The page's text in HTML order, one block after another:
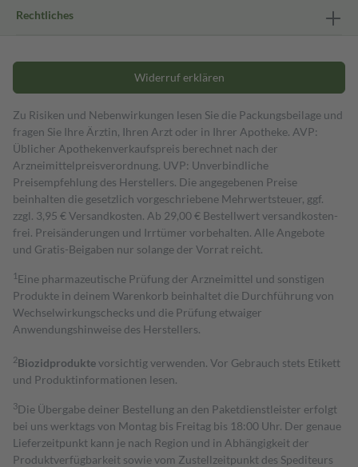
Rechtliches
Widerruf erklären
Zu Risiken und Nebenwirkungen lesen Sie die Packungsbeilage und
fragen Sie Ihre Ärztin, Ihren Arzt oder in Ihrer Apotheke. AVP:
Üblicher Apothekenverkaufspreis berechnet nach der
Arzneimittelpreisverordnung. UVP: Unverbindliche
Preisempfehlung des Herstellers. Die angegebenen Preise
beinhalten die gesetzlich vorgeschriebene Mehrwertsteuer, ggf.
zzgl. 3,95 € Versandkosten. Ab 29,00 € Bestell­wert versand­kosten­
frei. Preisänderungen und Irrtümer vorbehalten. Alle Angebote
und Gratis-Beigaben nur solange der Vorrat reicht.
1 Eine pharmazeutische Prüfung der Arzneimittel und sonstigen
Produkte in deinem Warenkorb beinhaltet die Durchführung von
Wechselwirkungschecks und die Prüfung etwaiger
Anwendungshinweise des Herstellers.
2Biozidproduktevorsichtig verwenden. Vor Gebrauch stets Etikett
und Produktinformationen lesen.
3Die Übergabe deiner Bestellung an den Paketdienstleister erfolgt
bei uns werktags von Montag bis Freitag bis 18:00 Uhr. Der genaue
Lieferzeitpunkt kann je nach Region und in Abhängigkeit der
Produktverfügbarkeit sowie vom Zustellzeitpunkt des Spediteurs